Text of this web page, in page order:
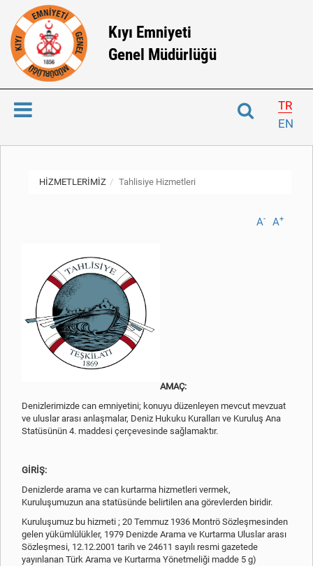
Kıyı Emniyeti
Genel Müdürlüğü
TR
EN
HİZMETLERİMİZ Tahlisiye Hizmetleri
A+
A-
AMAÇ:
Denizlerimizde can emniyetini; konuyu düzenleyen mevcut mevzuat
ve uluslar arası anlaşmalar, Deniz Hukuku Kuralları ve Kuruluş Ana
Statüsünün 4. maddesi çerçevesinde sağlamaktır.
GİRİŞ:
Denizlerde arama ve can kurtarma hizmetleri vermek,
Kuruluşumuzun ana statüsünde belirtilen ana görevlerden biridir.
Kuruluşumuz bu hizmeti ; 20 Temmuz 1936 Montrö Sözleşmesinden
gelen yükümlülükler, 1979 Denizde Arama ve Kurtarma Uluslar arası
Sözleşmesi, 12.12.2001 tarih ve 24611 sayılı resmi gazetede
yayınlanan Türk Arama ve Kurtarma Yönetmeliği madde 5 g)